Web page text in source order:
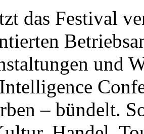
das Festival
und
– bündelt.